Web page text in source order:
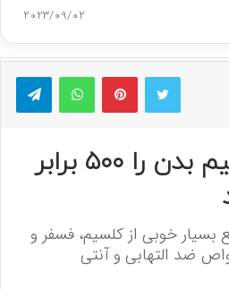
2023/09/02
توییتر پینتریستواتس آپ
این میوه پتاسیم بدن را ۵۰۰ برابر
منبع بسیار خوبی از کلسیم، فسفر و
ضد التهابی و آنتی